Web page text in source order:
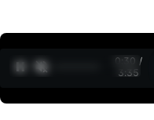
0:31 /
3:35